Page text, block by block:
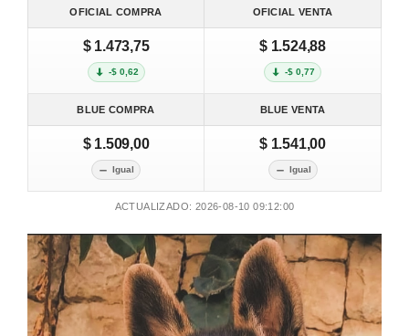
OFICIAL COMPRA OFICIAL VENTA
$ 1.473,75
-$ 0,62
$ 1.524,88
-$ 0,77
BLUE COMPRA BLUE VENTA
$ 1.509,00
Igual
$ 1.541,00
Igual
ACTUALIZADO: 2026-08-10 09:12:00